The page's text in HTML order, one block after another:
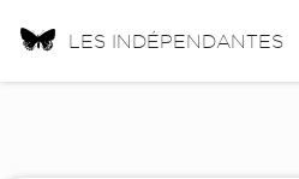
LES INDÉPENDANTES